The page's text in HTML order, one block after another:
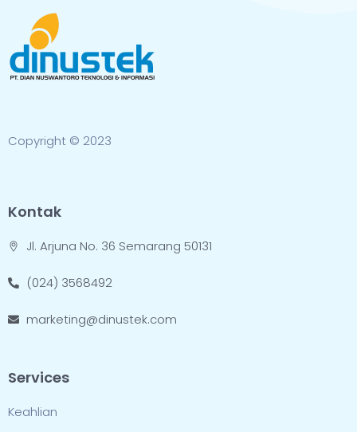
Copyright © 2023
Kontak
Jl. Arjuna No. 36 Semarang 50131
(024) 3568492
marketing@dinustek.com
Services
Keahlian